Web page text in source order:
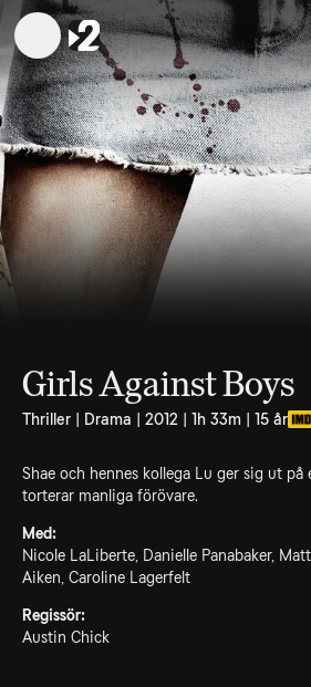
Girls Against Boys
Thriller | Drama | 2012 | 1h 33m | 15 år
Shae och hennes kollega Lu ger sig ut
torterar manliga förövare.
Med:
Nicole LaLiberte, Danielle Panabaker,
Aiken, Caroline Lagerfelt
Regissör:
Austin Chick